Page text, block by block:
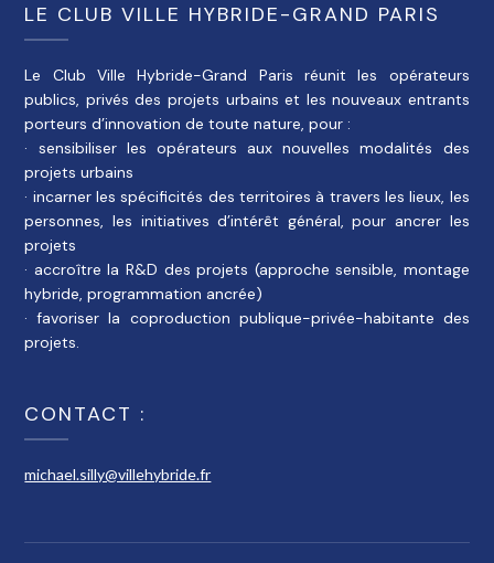
LE CLUB VILLE HYBRIDE-GRAND PARIS
Le Club Ville Hybride-Grand Paris réunit les opérateurs
publics, privés des projets urbains et les nouveaux entrants
porteurs d’innovation de toute nature, pour :
· sensibiliser les opérateurs aux nouvelles modalités des
projets urbains
· incarner les spécificités des territoires à travers les lieux, les
personnes, les initiatives d’intérêt général, pour ancrer les
projets
· accroître la R&D des projets (approche sensible, montage
hybride, programmation ancrée)
· favoriser la coproduction publique-privée-habitante des
projets.
CONTACT :
michael.silly@villehybride.fr